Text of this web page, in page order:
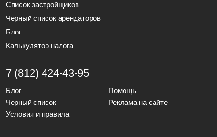
Список застройщиков
Черный список арендаторов
Блог
Калькулятор налога
7 (812) 424-43-95
Блог
Помощь
Черный список
Реклама на сайте
Условия и правила